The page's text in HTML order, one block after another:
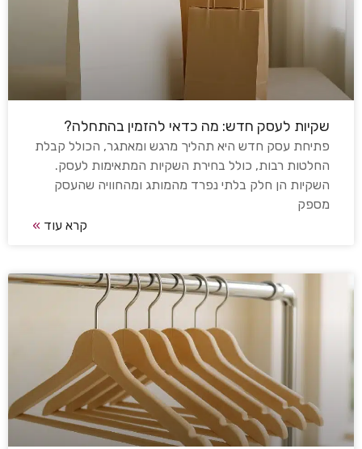
שקיות לעסק חדש: מה כדאי להזמין בהתחלה?
פתיחת עסק חדש היא תהליך מרגש ומאתגר, הכולל קבלת
החלטות רבות, כולל בחירת השקיות המתאימות לעסק.
השקיות הן חלק בלתי נפרד מהמותג ומהחוויה שהעסק
מספק
קרא עוד »